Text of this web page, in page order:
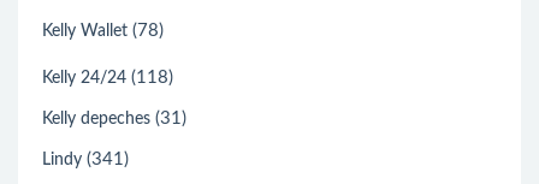
Kelly Wallet (78)
Kelly 24/24 (118)
Kelly depeches (31)
Lindy (341)